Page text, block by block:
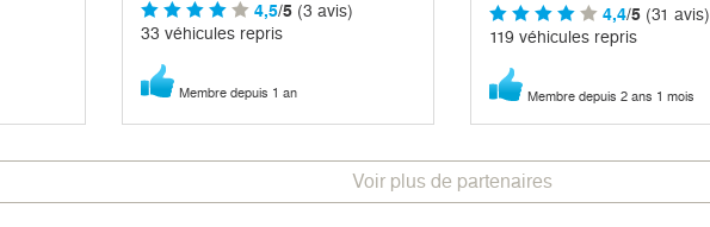
4,5/5(3 avis)
33 véhicules repris
Membre depuis 1 an
4,4/5 (31 avis)
119 véhicules repris
Membre depuis 2 ans 1 mois
Voir plus de partenaires